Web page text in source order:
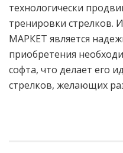
технологически
тренировки стрелков.
МАРКЕТ является
приобретения
софта, что делает его
стрелков, желающих